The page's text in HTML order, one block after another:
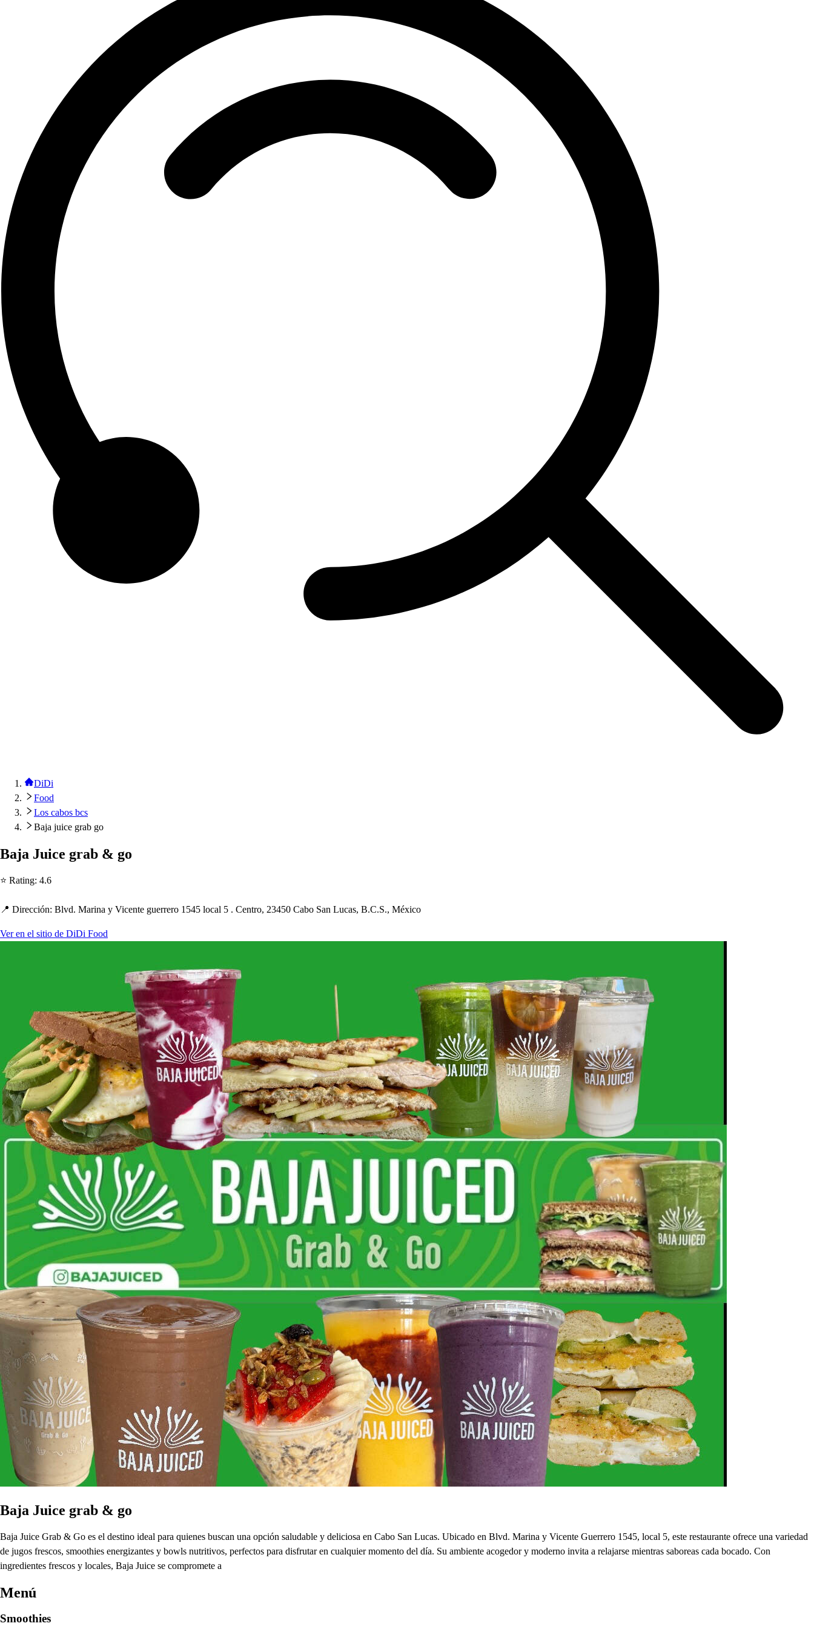
DiDi
Food
Los cabos bcs
Baja juice grab go
Baja Juice grab & go
⭐ Rating: 4.6
📍 Dirección: Blvd. Marina y Vicente guerrero 1545 local 5 . Centro, 23450 Cabo San Lucas, B.C.S., México
Ver en el sitio de DiDi Food
Baja Juice grab & go
Baja Juice Grab & Go es el destino ideal para quienes buscan una opción saludable y deliciosa en Cabo San Lucas. Ubicado en Blvd. Marina y Vicente Guerrero 1545, local 5, este restaurante ofrece una variedad
de jugos frescos, smoothies energizantes y bowls nutritivos, perfectos para disfrutar en cualquier momento del día. Su ambiente acogedor y moderno invita a relajarse mientras saboreas cada bocado. Con
ingredientes frescos y locales, Baja Juice se compromete a
Menú
Smoothies